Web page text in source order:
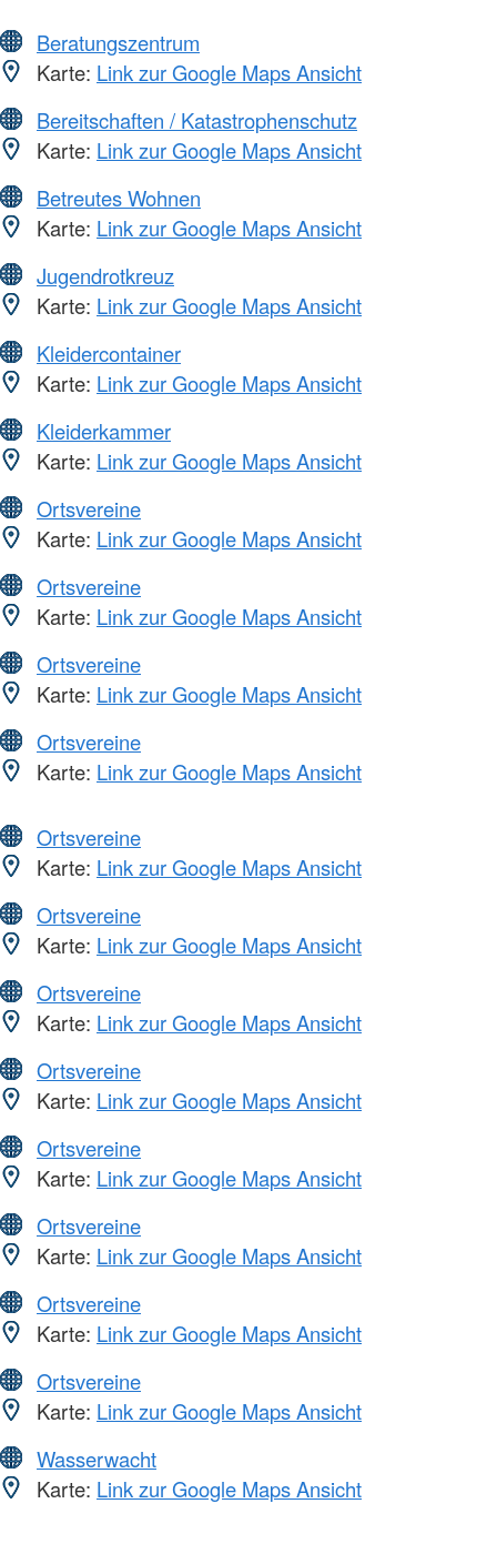
Beratungszentrum
Karte: Link zur Google Maps Ansicht
Bereitschaften / Katastrophenschutz
Karte: Link zur Google Maps Ansicht
Betreutes Wohnen
Karte: Link zur Google Maps Ansicht
Jugendrotkreuz
Karte: Link zur Google Maps Ansicht
Kleidercontainer
Karte: Link zur Google Maps Ansicht
Kleiderkammer
Karte: Link zur Google Maps Ansicht
Ortsvereine
Karte: Link zur Google Maps Ansicht
Ortsvereine
Karte: Link zur Google Maps Ansicht
Ortsvereine
Karte: Link zur Google Maps Ansicht
Ortsvereine
Karte: Link zur Google Maps Ansicht
Ortsvereine
Karte: Link zur Google Maps Ansicht
Ortsvereine
Karte: Link zur Google Maps Ansicht
Ortsvereine
Karte: Link zur Google Maps Ansicht
Ortsvereine
Karte: Link zur Google Maps Ansicht
Ortsvereine
Karte: Link zur Google Maps Ansicht
Ortsvereine
Karte: Link zur Google Maps Ansicht
Ortsvereine
Karte: Link zur Google Maps Ansicht
Ortsvereine
Karte: Link zur Google Maps Ansicht
Wasserwacht
Karte: Link zur Google Maps Ansicht